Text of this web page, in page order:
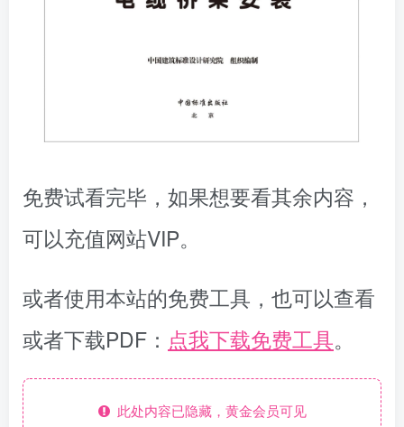
免费试看完毕，如果想要看其余内容，
可以充值网站VIP。
或者使用本站的免费工具，也可以查看
或者下载PDF： 点我下载免费工具。
此处内容已隐藏，黄金会员可见